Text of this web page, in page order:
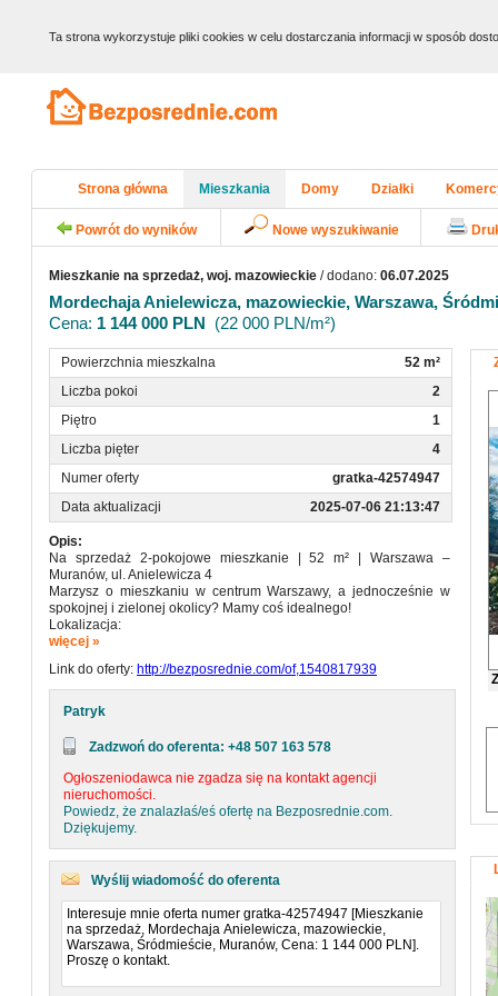
Ta strona wykorzystuje pliki cookies w celu dostarczania informacji w sposób
Strona główna Mieszkania Domy Działki
Powrót do wyników Nowe wyszukiwanie
Mieszkanie na sprzedaż, woj. mazowieckie / dodano: 06.07.2025
Mordechaja Anielewicza, mazowieckie, Warszawa,
Cena: 1 144 000 PLN (22 000 PLN/m²)
Powierzchnia mieszkalna
52 m²
Liczba pokoi
2
Piętro
1
Liczba pięter
4
Numer oferty
gratka-42574947
Data aktualizacji
2025-07-06 21:13:47
Opis:
Na sprzedaż 2-pokojowe mieszkanie | 52 m² | Warszawa –
Muranów, ul. Anielewicza 4
Marzysz o mieszkaniu w centrum Warszawy, a jednocześnie w
spokojnej i zielonej okolicy? Mamy coś idealnego!
Lokalizacja:
Mieszkanie znajduje się w sercu Muranowa – prestiżowej i
doskonałe miejsce do życia zarówno dla singla, pary, jak i rodziny.
W okolicy znajdziesz:
• liczne sklepy, kawiarnie, restauracje i punkty usługowe,
• Park Krasińskich, Ogród Saski i liczne skwery – idealne na
spacery,
• Muzeum Historii Żydów Polskich POLIN - 2 minut spacerem,
• CH Arkadia - 5 minut autem lub 3 przystanki tramwajem,
• Warszawska Starówka – 10 minut spacerem,
• przystanki tramwajowe i autobusowe w promieniu 2 minut pieszo
(linia 17, 18, 35, 116, 157, 180 i inne),
• stacja metra Ratusz Arsenał – 8 minut pieszo lub 1 przystanek
tramwajem.
Opis mieszkania:
• powierzchnia: 52 m²,
• dwa ustawne i jasne pokoje – salon 21 m2 oraz sypialnia 15 m2 -
więcej »
Link do oferty: http://bezposrednie.com/of,1540817939
Patryk
Zadzwoń do oferenta: +48 507 163 578
Ogłoszeniodawca nie zgadza się na kontakt agencji
nieruchomości.
Powiedz, że znalazłaś/eś ofertę na Bezposrednie.com.
Dziękujemy.
Wyślij wiadomość do oferenta